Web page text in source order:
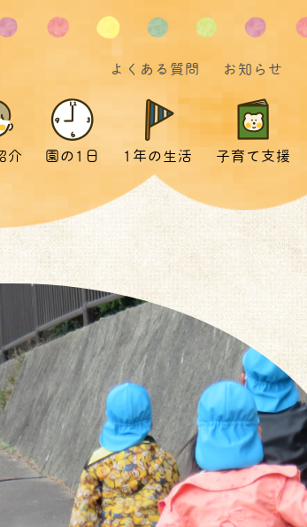
よくある質問 お知らせ
介 園の1日 1年の生活 子育て支援